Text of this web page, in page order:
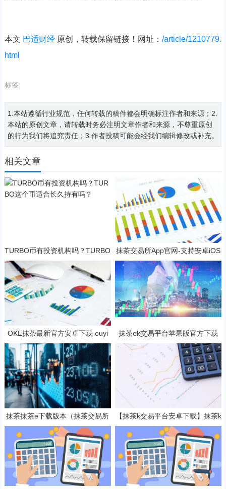
本文 巴适财经原创，转载保留链接！网址： /article/1210779.
html
标签:
1.本站遵循行业规范，任何转载的稿件都会明确标注作者和来源；2.
本站的原创文章，请转载时务必注明文章作者和来源，不尊重原创
的行为我们将追究责任；3.作者投稿可能会经我们编辑修改或补充。
相关文章
TURBO币有投资机构吗？TURBO
这个币适合长久持有吗？
抹茶交易所App官网-支持安卓iOS
官方下载应用平台
OKE抹茶最新官方安卓下载 ouyi
安卓v6.33.0最新版2023
抹茶ek交易平台苹果版官方下载
抹茶b钱包v6.2.3下载地址
抹茶抹茶e下载版本（抹茶交易所
app官方下载安装）
【抹茶k交易平台安卓下载】抹茶k
钱包官网2023下载v7.3.5